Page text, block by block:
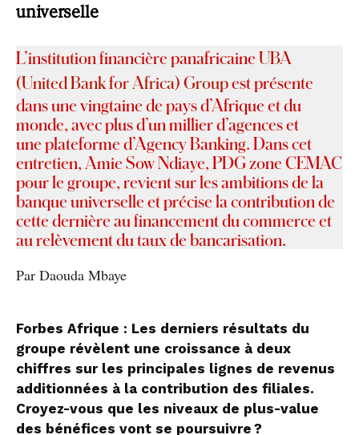
universelle
L’institution financière panafricaine UBA
(United Bank for Africa) Groupest présente
dans une vingtaine de pays d’Afrique et du
monde, avec plus d’un millier d’agences et
une plateforme d’Agency Banking. Dans cet
entretien, Amie Sow Ndiaye, PDG zone CEMAC
pour le groupe, revient sur les ambitions de la
banque universelle et précise la contribution de
cette dernière au financement du commerce et
au relèvement du taux de bancarisation.
Par Daouda Mbaye
Forbes Afrique : Les derniers résultats du
groupe révèlent une croissance à deux
chiffres sur les principales lignes de revenus
additionnées à la contribution des filiales.
Croyez-vous que les niveaux de plus-value
des bénéfices vont se poursuivre ?